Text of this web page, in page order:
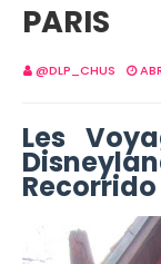
PARIS
@DLP_CHUS
Les